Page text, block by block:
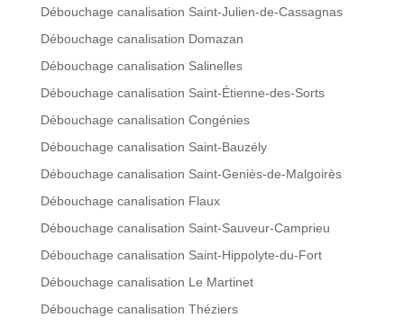
Débouchage canalisation Saint-Julien-de-Cassagnas
Débouchage canalisation Domazan
Débouchage canalisation Salinelles
Débouchage canalisation Saint-Étienne-des-Sorts
Débouchage canalisation Congénies
Débouchage canalisation Saint-Bauzély
Débouchage canalisation Saint-Geniès-de-Malgoirès
Débouchage canalisation Flaux
Débouchage canalisation Saint-Sauveur-Camprieu
Débouchage canalisation Saint-Hippolyte-du-Fort
Débouchage canalisation Le Martinet
Débouchage canalisation Théziers